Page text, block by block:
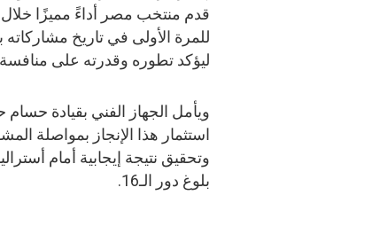
قدم منتخب مصر أداءً مميزًا خلال
للمرة الأولى في تاريخ
ليؤكد تطوره وقدرته على منافسة
ويأمل الجهاز الفني بقيادة
استثمار هذا الإنجاز بمواصلة
وتحقيق نتيجة إيجابية أمام
بلوغ دور الـ16.